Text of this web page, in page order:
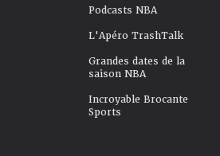
Podcasts NBA
L'Apéro TrashTalk
Grandes dates de la
saison NBA
Incroyable Brocante
Sports